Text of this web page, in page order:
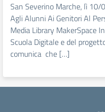
San Severino Marche, lì
Agli Alunni Ai Genitori Al
Media Library MakerSpace
Scuola Digitale e del
comunica che […]